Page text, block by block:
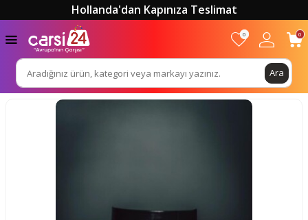
Hollanda'dan Kapınıza Teslimat
Ara
0 0